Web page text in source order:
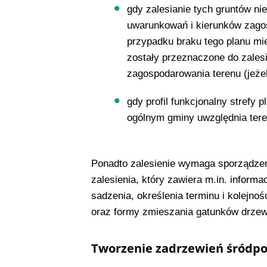
gdy zalesianie tych gruntów
uwarunkowań i kierunków
przypadku braku tego planu
zostały przeznaczone do
zagospodarowania terenu
gdy profil funkcjonalny strefy
ogólnym gminy uwzględnia
Ponadto zalesienie wymaga
zalesienia, który zawiera m.in.
sadzenia, określenia terminu i
oraz formy zmieszania gatunków
Tworzenie zadrzewień